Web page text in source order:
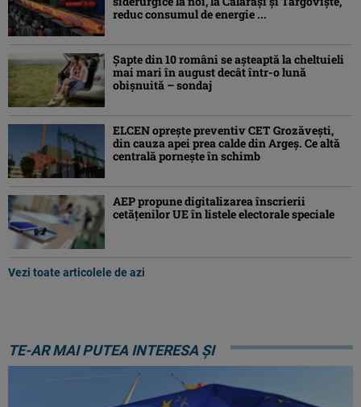
reduc consumul de energie ...
Şapte din 10 români se aşteaptă la cheltuieli
mai mari în august decât într-o lună
obişnuită – sondaj
ELCEN oprește preventiv CET Grozăvești,
din cauza apei prea calde din Argeș. Ce altă
centrală pornește în schimb
AEP propune digitalizarea înscrierii
cetăţenilor UE în listele electorale speciale
Vezi toate articolele de azi
TE-AR MAI PUTEA INTERESA ȘI